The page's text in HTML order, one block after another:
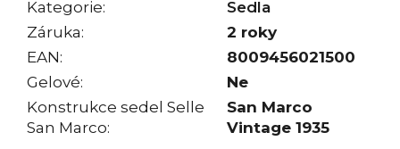
Kategorie:
Sedla
Záruka:
2 roky
EAN:
8009456021500
Gelové:
Ne
Konstrukce sedel Selle
San Marco:
San Marco
Vintage 1935